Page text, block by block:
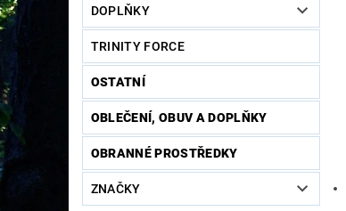
DOPLŇKY
TRINITY FORCE
OSTATNÍ
OBLEČENÍ, OBUV A DOPLŇKY
OBRANNÉ PROSTŘEDKY
ZNAČKY